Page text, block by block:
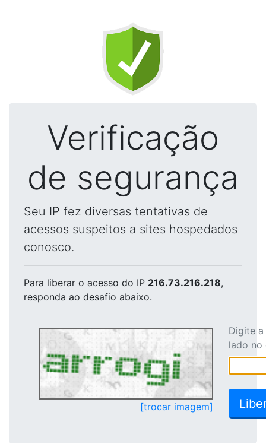
Verificação
de segurança
Seu IP fez diversas tentativas de
acessos suspeitos a sites hospedados
conosco.
Para liberar o acesso do IP 216.73.216.218,
responda ao desafio abaixo.
[trocar imagem]
Digite
lado no